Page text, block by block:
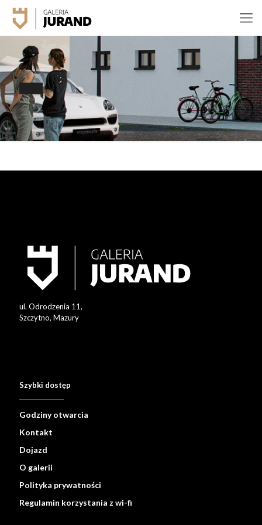
ul. Odrodzenia 11,
Szczytno, Mazury
Szybki dostęp
Godziny otwarcia
Kontakt
Dojazd
O galerii
Polityka prywatności
Regulamin korzystania z wi-fi